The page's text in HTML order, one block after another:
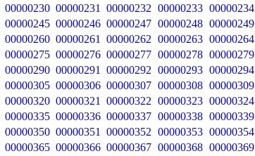
00000230 00000231 00000232 00000233 00000234
00000245 00000246 00000247 00000248 00000249
00000260 00000261 00000262 00000263 00000264
00000275 00000276 00000277 00000278 00000279
00000290 00000291 00000292 00000293 00000294
00000305 00000306 00000307 00000308 00000309
00000320 00000321 00000322 00000323 00000324
00000335 00000336 00000337 00000338 00000339
00000350 00000351 00000352 00000353 00000354
00000365 00000366 00000367 00000368 00000369